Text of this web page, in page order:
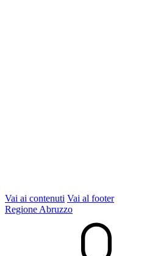
Vai ai contenuti Vai al footer
Regione Abruzzo